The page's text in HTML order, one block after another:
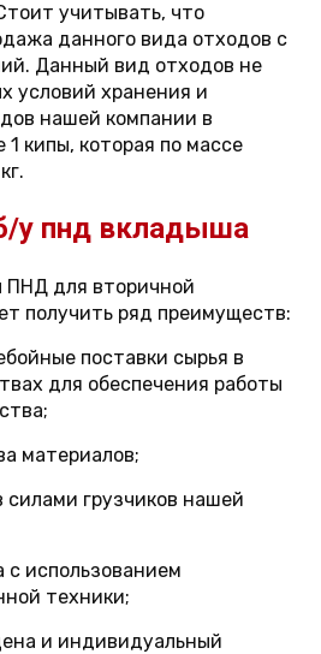
учитывать, что
данного вида отходов с
Данный вид отходов не
условий хранения и
нашей компании в
1 кипы, которая по массе
у пнд вкладыша
ПНД для вторичной
получить ряд преимуществ:
поставки сырья в
для обеспечения работы
материалов;
силами грузчиков нашей
с использованием
техники;
и индивидуальный